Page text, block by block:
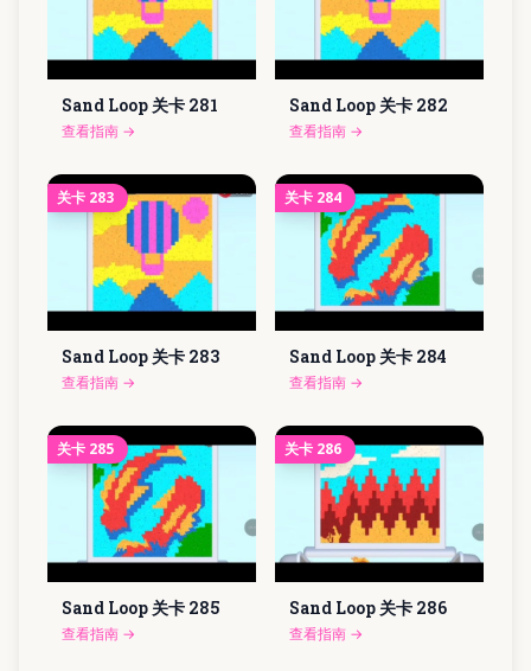
Sand Loop 关卡 281
查看指南 →
Sand Loop 关卡 282
查看指南 →
关卡 283
Sand Loop 关卡 283
查看指南 →
关卡 284
Sand Loop 关卡 284
查看指南 →
关卡 285
Sand Loop 关卡 285
查看指南 →
关卡 286
Sand Loop 关卡 286
查看指南 →